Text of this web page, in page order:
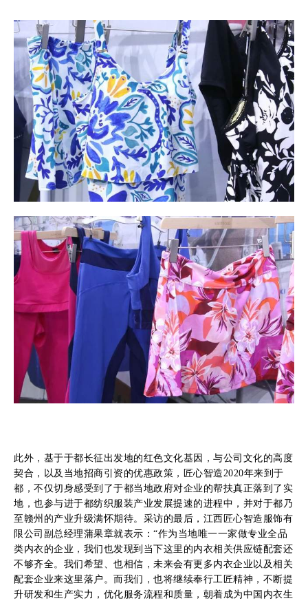
此外，基于于都长征出发地的红色文化基因，与公司文化的高度
契合，以及当地招商引资的优惠政策，匠心智造2020年来到于
都，不仅切身感受到了于都当地政府对企业的帮扶真正落到了实
地，也参与进于都纺织服装产业发展提速的进程中，并对于都乃
至赣州的产业升级满怀期待。采访的最后，江西匠心智造服饰有
限公司副总经理蒲果章就表示：“作为当地唯一一家做专业全品
类内衣的企业，我们也发现到当下这里的内衣相关供应链配套还
不够齐全。我们希望、也相信，未来会有更多内衣企业以及相关
配套企业来这里落户。而我们，也将继续奉行工匠精神，不断提
升研发和生产实力，优化服务流程和质量，朝着成为中国内衣生